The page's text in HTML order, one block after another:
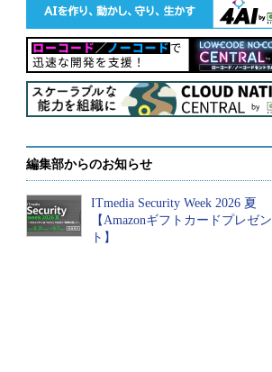
編集部からのお知らせ
ITmedia Security Week 2026 夏
【Amazonギフトカードプレゼン
ト】